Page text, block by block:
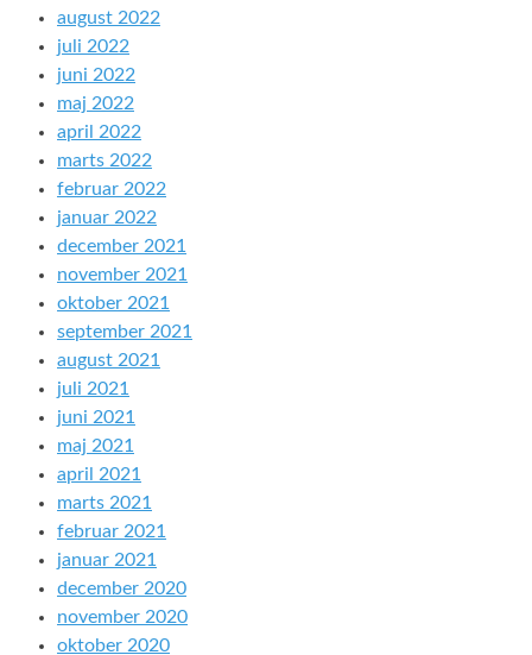
august 2022
juli 2022
juni 2022
maj 2022
april 2022
marts 2022
februar 2022
januar 2022
december 2021
november 2021
oktober 2021
september 2021
august 2021
juli 2021
juni 2021
maj 2021
april 2021
marts 2021
februar 2021
januar 2021
december 2020
november 2020
oktober 2020